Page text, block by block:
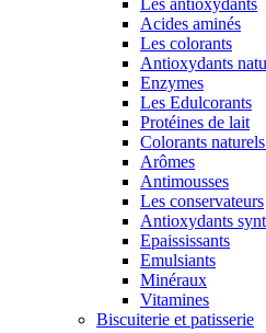
Les antioxydants
Acides aminés
Les colorants
Antioxydants
Enzymes
Les Edulcorants
Protéines de lait
Colorants
Arômes
Antimousses
Les conservateurs
Antioxydants
Epaississants
Emulsiants
Minéraux
Vitamines
Biscuiterie et patisserie